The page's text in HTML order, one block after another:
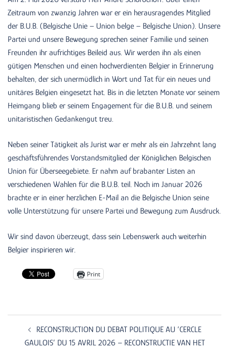
Zeitraum von zwanzig Jahren war er ein herausragendes Mitglied
der B.U.B. (Belgische Unie – Union belge – Belgische Union). Unsere
Partei und unsere Bewegung sprechen seiner Familie und seinen
Freunden ihr aufrichtiges Beileid aus. Wir werden ihn als einen
gütigen Menschen und einen hochverdienten Belgier in Erinnerung
behalten, der sich unermüdlich in Wort und Tat für ein neues und
unitäres Belgien eingesetzt hat. Bis in die letzten Monate vor seinem
Heimgang blieb er seinem Engagement für die B.U.B. und seinem
unitaristischen Gedankengut treu.
Neben seiner Tätigkeit als Jurist war er mehr als ein Jahrzehnt lang
geschäftsführendes Vorstandsmitglied der Königlichen Belgischen
Union für Überseegebiete. Er nahm auf brabanter Listen an
verschiedenen Wahlen für die B.U.B. teil. Noch im Januar 2026
brachte er in einer herzlichen E-Mail an die Belgische Union seine
volle Unterstützung für unsere Partei und Bewegung zum Ausdruck.
Wir sind davon überzeugt, dass sein Lebenswerk auch weiterhin
Belgier inspirieren wir.
Print
Post
navigationRECONSTRUCTION DU DEBAT POLITIQUE AU ‘CERCLE
GAULOIS’ DU 15 AVRIL 2026 – RECONSTRUCTIE VAN HET